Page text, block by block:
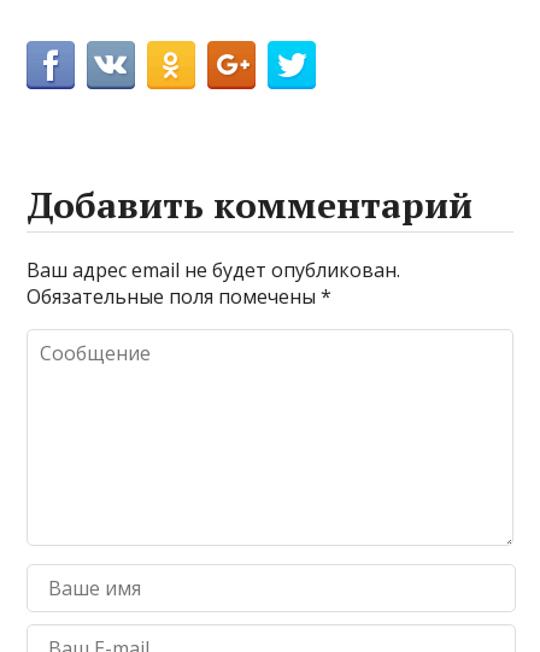
Добавить комментарий
Ваш адрес email не будет опубликован.
Обязательные поля помечены*